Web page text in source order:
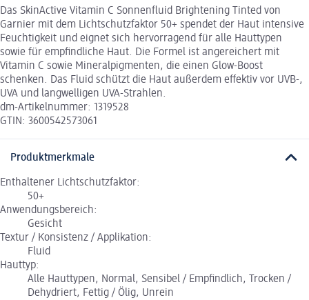
Das SkinActive Vitamin C Sonnenfluid Brightening Tinted von
Garnier mit dem Lichtschutzfaktor 50+ spendet der Haut intensive
Feuchtigkeit und eignet sich hervorragend für alle Hauttypen
sowie für empfindliche Haut. Die Formel ist angereichert mit
Vitamin C sowie Mineralpigmenten, die einen Glow-Boost
schenken. Das Fluid schützt die Haut außerdem effektiv vor UVB-,
UVA und langwelligen UVA-Strahlen.
dm-Artikelnummer: 1319528
GTIN: 3600542573061
Produktmerkmale
Enthaltener Lichtschutzfaktor:
50+
Anwendungsbereich:
Gesicht
Textur / Konsistenz / Applikation:
Fluid
Hauttyp:
Alle Hauttypen, Normal, Sensibel / Empfindlich, Trocken /
Dehydriert, Fettig / Ölig, Unrein